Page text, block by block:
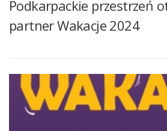
Podkarpackie przestrzeń
partner Wakacje 2024